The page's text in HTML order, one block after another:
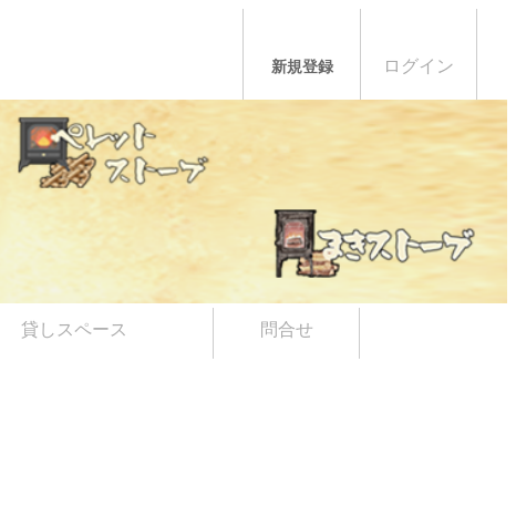
新規登録 ログイン
貸しスペース 問合せ